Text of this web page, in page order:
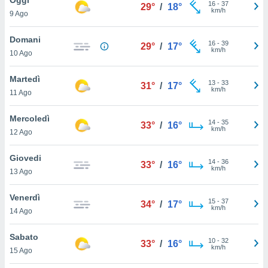
è
al sito
di
ci
di
il
un
la
nella
9 Ago
29° / 18° 16- 37
km/h
Domani
10 Ago
29° / 17° 16- 39
km/h
Martedì
11 Ago
31° / 17° 13- 33
km/h
Mercoledì
12 Ago
33° / 16° 14- 35
km/h
Giovedi
13 Ago
33° / 16° 14- 36
km/h
Venerdì
14 Ago
34° / 17° 15- 37
km/h
Sabato
15 Ago
33° / 16° 10- 32
km/h